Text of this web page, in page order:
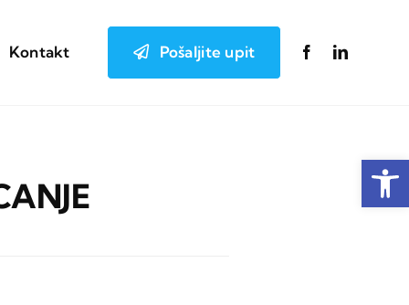
Kontakt Pošaljite upit